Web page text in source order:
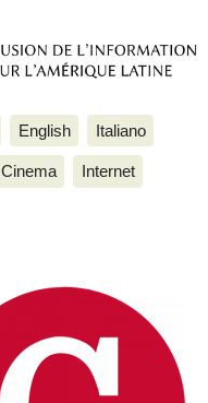
English Italiano
Cinema Internet